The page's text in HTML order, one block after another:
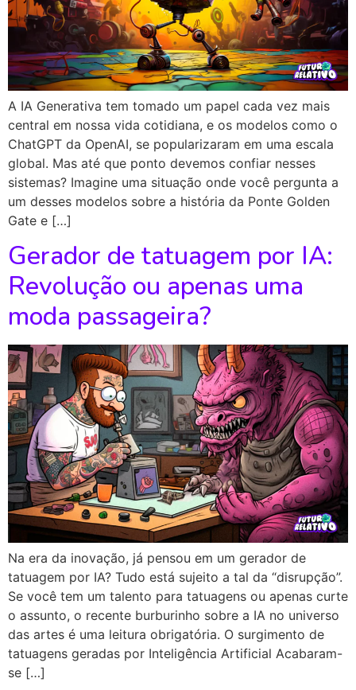
A IA Generativa tem tomado um papel cada vez mais
central em nossa vida cotidiana, e os modelos como o
ChatGPT da OpenAI, se popularizaram em uma escala
global. Mas até que ponto devemos confiar nesses
sistemas? Imagine uma situação onde você pergunta a
um desses modelos sobre a história da Ponte Golden
Gate e […]
Gerador de tatuagem por IA:
Revolução ou apenas uma
moda passageira?
Na era da inovação, já pensou em um gerador de
tatuagem por IA? Tudo está sujeito a tal da “disrupção”.
Se você tem um talento para tatuagens ou apenas curte
o assunto, o recente burburinho sobre a IA no universo
das artes é uma leitura obrigatória. O surgimento de
tatuagens geradas por Inteligência Artificial Acabaram-
se […]